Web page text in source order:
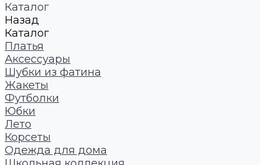
Каталог
Назад
Каталог
Платья
Аксессуары
Шубки из фатина
Жакеты
Футболки
Юбки
Лето
Корсеты
Одежда для дома